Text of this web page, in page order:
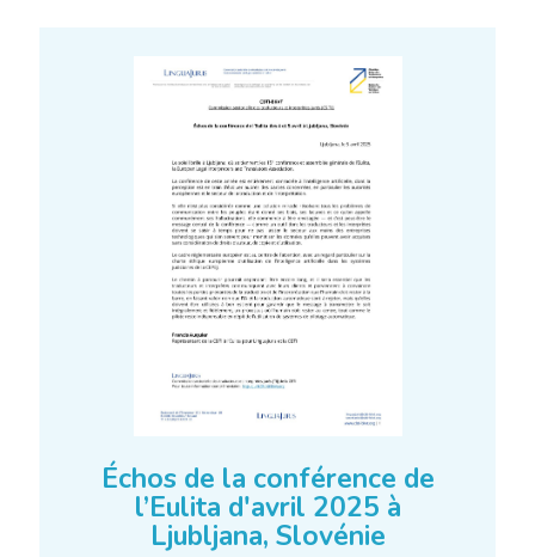
Échos de la conférence de
l’Eulita d'avril 2025 à
Ljubljana, Slovénie